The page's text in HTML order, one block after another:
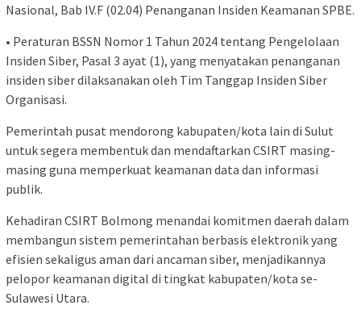
Nasional, Bab IV.F (02.04) Penanganan Insiden Keamanan SPBE.
• Peraturan BSSN Nomor 1 Tahun 2024 tentang Pengelolaan
Insiden Siber, Pasal 3 ayat (1), yang menyatakan penanganan
insiden siber dilaksanakan oleh Tim Tanggap Insiden Siber
Organisasi.
Pemerintah pusat mendorong kabupaten/kota lain di Sulut
untuk segera membentuk dan mendaftarkan CSIRT masing-
masing guna memperkuat keamanan data dan informasi
publik.
Kehadiran CSIRT Bolmong menandai komitmen daerah dalam
membangun sistem pemerintahan berbasis elektronik yang
efisien sekaligus aman dari ancaman siber, menjadikannya
pelopor keamanan digital di tingkat kabupaten/kota se-
Sulawesi Utara.